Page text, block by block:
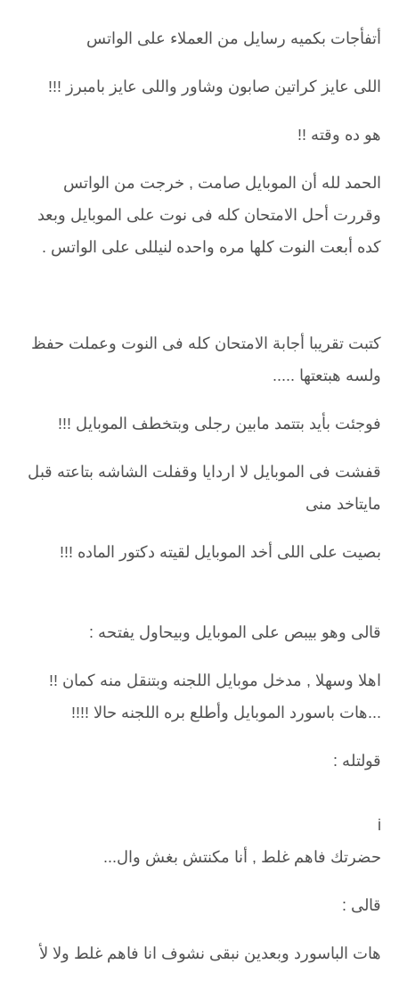
أتفأجات بكميه رسايل من العملاء على الواتس
اللى عايز كراتين صابون وشاور واللى عايز بامبرز !!!
هو ده وقته !!
الحمد لله أن الموبايل صامت , خرجت من الواتس
وقررت أحل الامتحان كله فى نوت على الموبايل وبعد
كده أبعت النوت كلها مره واحده لنيللى على الواتس .
كتبت تقريبا أجابة الامتحان كله فى النوت وعملت حفظ
ولسه هبتعتها .....
فوجئت بأيد بتتمد مابين رجلى وبتخطف الموبايل !!!
قفشت فى الموبايل لا اردايا وقفلت الشاشه بتاعته قبل
مايتاخد منى
بصيت على اللى أخد الموبايل لقيته دكتور الماده !!!
قالى وهو بيبص على الموبايل وبيحاول يفتحه :
اهلا وسهلا , مدخل موبايل اللجنه وبتنقل منه كمان !!
...هات باسورد الموبايل وأطلع بره اللجنه حالا !!!!
قولتله :
i
حضرتك فاهم غلط , أنا مكنتش بغش وال...
قالى :
هات الباسورد وبعدين نبقى نشوف انا فاهم غلط ولا لأ